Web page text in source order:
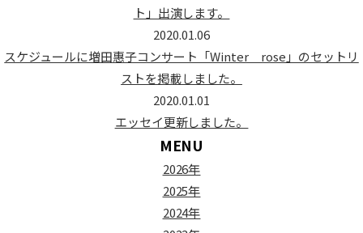
ト」出演します。
2020.01.06
スケジュールに増田惠子コンサート「Winter rose」のセットリ
ストを掲載しました。
2020.01.01
エッセイ更新しました。
MENU
2026年
2025年
2024年